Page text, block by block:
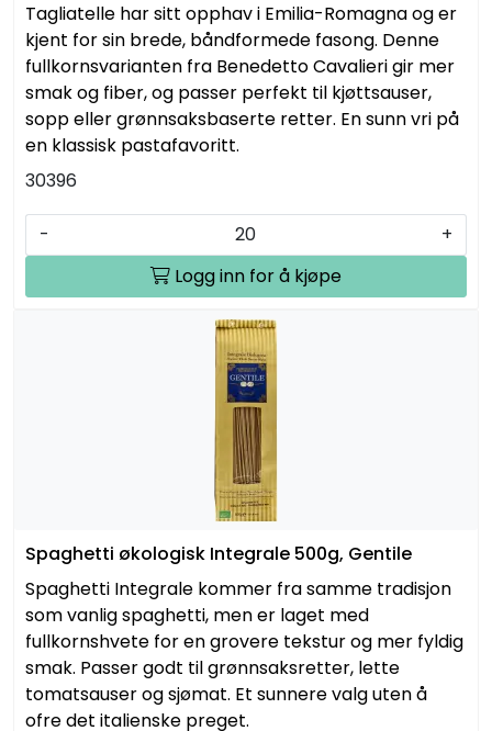
Tagliatelle har sitt opphav i Emilia-Romagna og er
kjent for sin brede, båndformede fasong. Denne
fullkornsvarianten fra Benedetto Cavalieri gir mer
smak og fiber, og passer perfekt til kjøttsauser,
sopp eller grønnsaksbaserte retter. En sunn vri på
en klassisk pastafavoritt.
30396
-
+
Logg inn for å kjøpe
Spaghetti økologisk Integrale 500g, Gentile
Spaghetti Integrale kommer fra samme tradisjon
som vanlig spaghetti, men er laget med
fullkornshvete for en grovere tekstur og mer fyldig
smak. Passer godt til grønnsaksretter, lette
tomatsauser og sjømat. Et sunnere valg uten å
ofre det italienske preget.